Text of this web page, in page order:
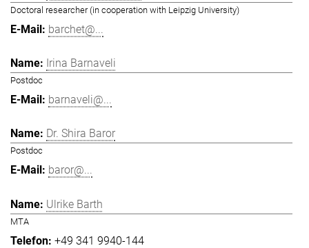
Doctoral researcher (in cooperation with Leipzig University)
barchet@...
Irina Barnaveli
Postdoc
barnaveli@...
Dr. Shira Baror
Postdoc
baror@...
Ulrike Barth
MTA
+49 341 9940-144